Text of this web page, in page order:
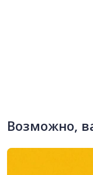
Возможно,